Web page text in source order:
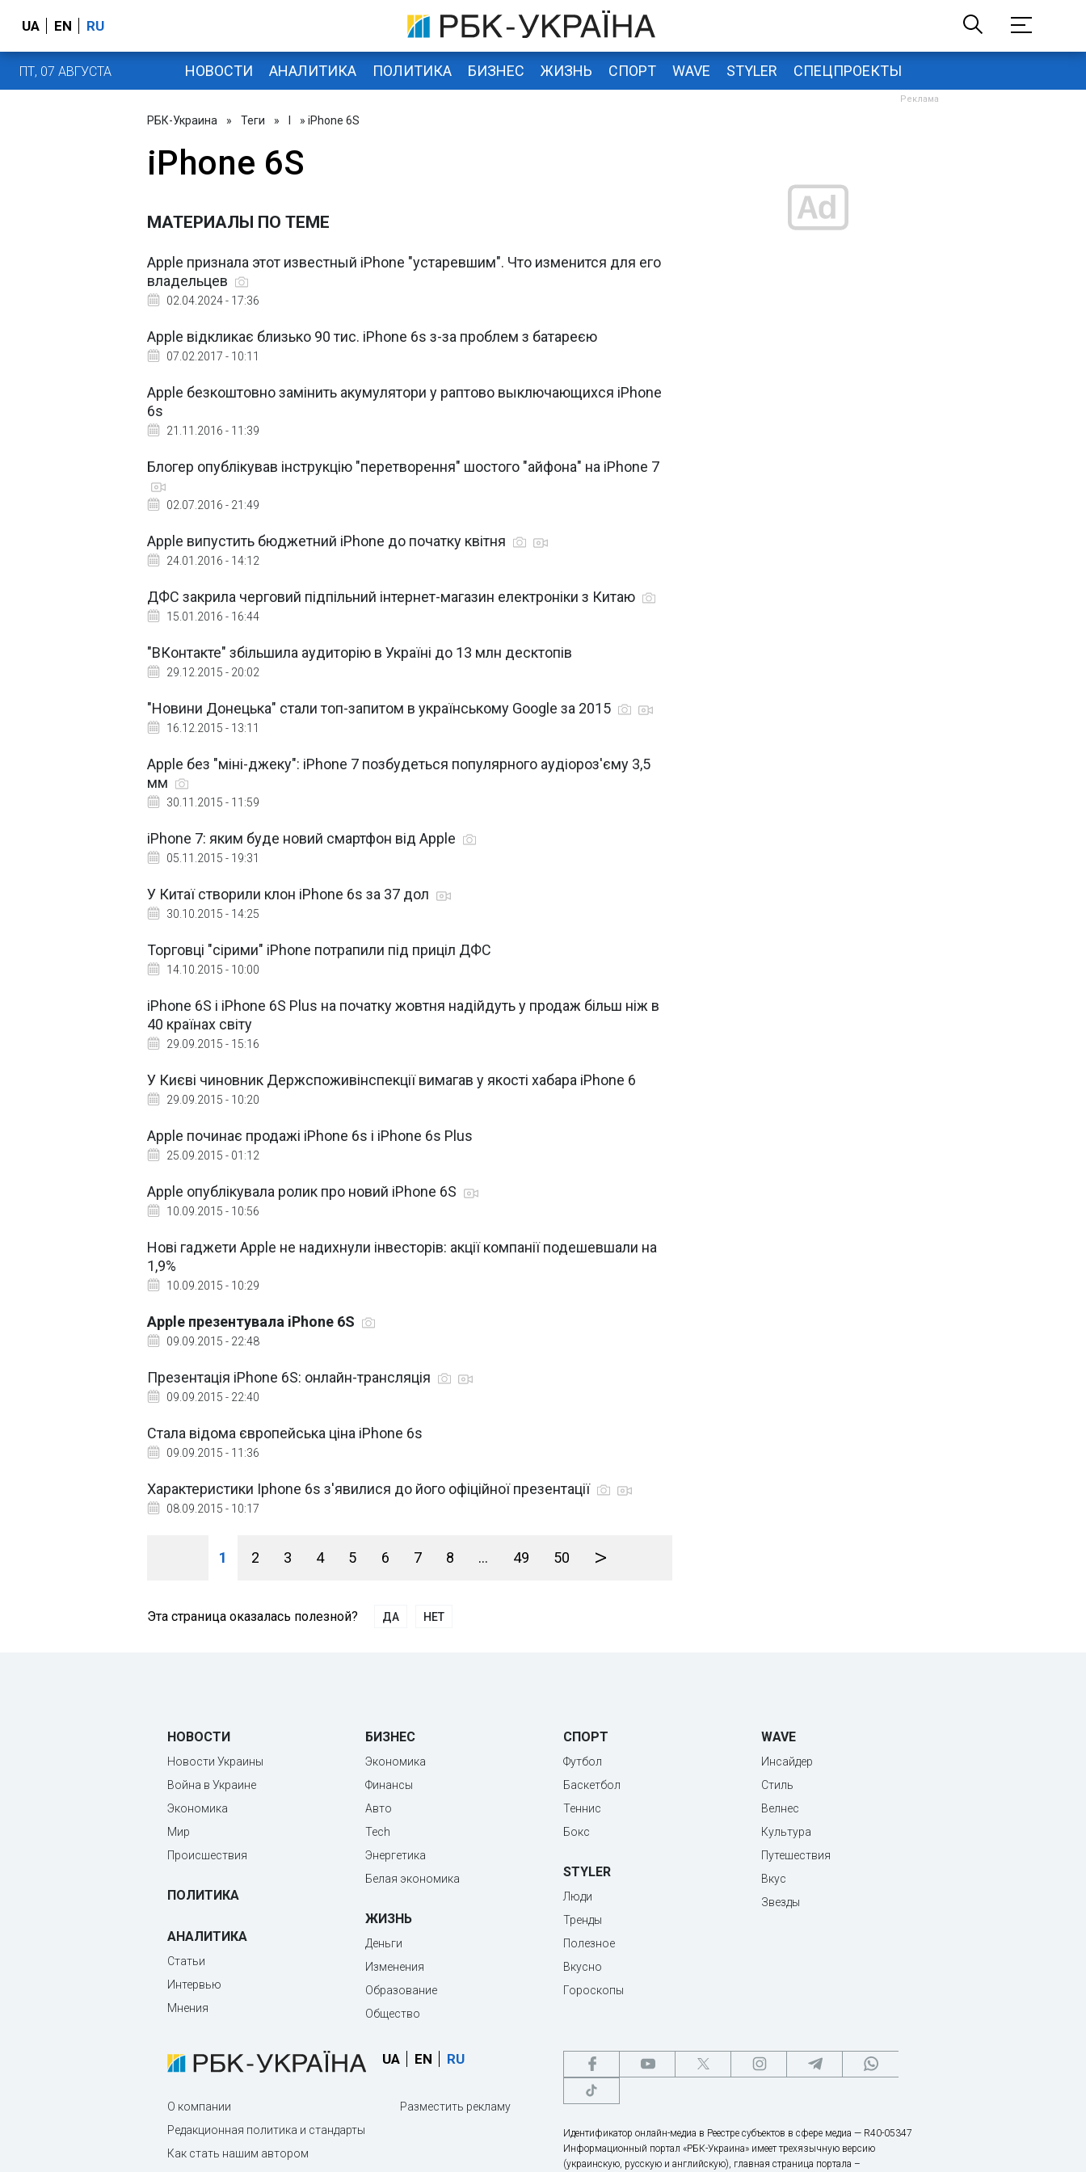
UA EN RU
ПТ, 07 АВГУСТА НОВОСТИ АНАЛИТИКА ПОЛИТИКА БИЗНЕС ЖИЗНЬ СПОРТ WAVE STYLER СПЕЦПРОЕКТЫ
РБК-Украина » Теги » » iPhone 6S
iPhone 6S
МАТЕРИАЛЫ ПО ТЕМЕ
Apple признала этот известный iPhone "устаревшим". Что изменится для его
владельцев
02.04.2024 - 17:36
Apple відкликає близько 90 тис. iPhone 6s з-за проблем з батареєю
07.02.2017 - 10:11
Apple безкоштовно замінить акумулятори у раптово выключающихся iPhone
6s
21.11.2016 - 11:39
Блогер опублікував інструкцію "перетворення" шостого "айфона" на iPhone 7
02.07.2016 - 21:49
Apple випустить бюджетний iPhone до початку квітня
24.01.2016 - 14:12
ДФС закрила черговий підпільний інтернет-магазин електроніки з Китаю
15.01.2016 - 16:44
"ВКонтакте" збільшила аудиторію в Україні до 13 млн десктопів
29.12.2015 - 20:02
"Новини Донецька" стали топ-запитом в українському Google за 2015
16.12.2015 - 13:11
Apple без "міні-джеку": iPhone 7 позбудеться популярного аудіороз'єму 3,5
мм
30.11.2015 - 11:59
iPhone 7: яким буде новий смартфон від Apple
05.11.2015 - 19:31
У Китаї створили клон iPhone 6s за 37 дол
30.10.2015 - 14:25
Торговці "сірими" iPhone потрапили під приціл ДФС
14.10.2015 - 10:00
iPhone 6S і iPhone 6S Plus на початку жовтня надійдуть у продаж більш ніж в
40 країнах світу
29.09.2015 - 15:16
У Києві чиновник Держспоживінспекції вимагав у якості хабара iPhone 6
29.09.2015 - 10:20
Apple починає продажі iPhone 6s і iPhone 6s Plus
25.09.2015 - 01:12
Apple опублікувала ролик про новий iPhone 6S
10.09.2015 - 10:56
Нові гаджети Apple не надихнули інвесторів: акції компанії подешевшали на
1,9%
10.09.2015 - 10:29
Apple презентувала iPhone 6S
09.09.2015 - 22:48
Презентація iPhone 6S: онлайн-трансляція
09.09.2015 - 22:40
Стала відома європейська ціна iPhone 6s
09.09.2015 - 11:36
Характеристики Iphone 6s з'явилися до його офіційної презентації
08.09.2015 - 10:17
1 2 3 4 5 6 7 8 ... 49 50 >
Эта страница оказалась полезной? ДА НЕТ
НОВОСТИ
Новости Украины
Война в Украине
Экономика
Мир
Происшествия
ПОЛИТИКА
АНАЛИТИКА
Статьи
Интервью
Мнения
БИЗНЕС
Экономика
Финансы
Авто
Tech
Энергетика
Белая экономика
ЖИЗНЬ
Деньги
Изменения
Образование
Общество
СПОРТ
Футбол
Баскетбол
Теннис
Бокс
STYLER
Люди
Тренды
Полезное
Вкусно
Гороскопы
WAVE
Инсайдер
Стиль
Велнес
Культура
Путешествия
Вкус
Звезды
UA EN RU
О компании
Редакционная политика и стандарты
Как стать нашим автором
Разместить рекламу
Идентификатор онлайн-медиа в Реестре субъектов в сфере медиа — R40-05347
Информационный портал «РБК-Украина» имеет трехязычную версию
(украинскую, русскую и английскую), главная страница портала –